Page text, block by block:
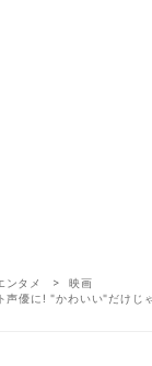
ンタメ
映画
声優に! "かわいい"だけじ